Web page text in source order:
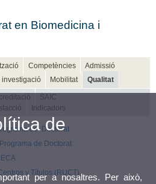
en Biomedicina i
Competències
Admissió
investigació Mobilitat Qualitat
SAIC
Indicadors
de Doctorat
de Doctorat
y Títulos (RUCT)
de
per a nosaltres. Per això,